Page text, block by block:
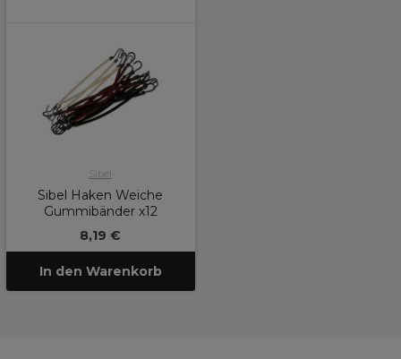
Sibel
Sibel Haken Weiche
Gummibänder x12
8,19 €
In den Warenkorb